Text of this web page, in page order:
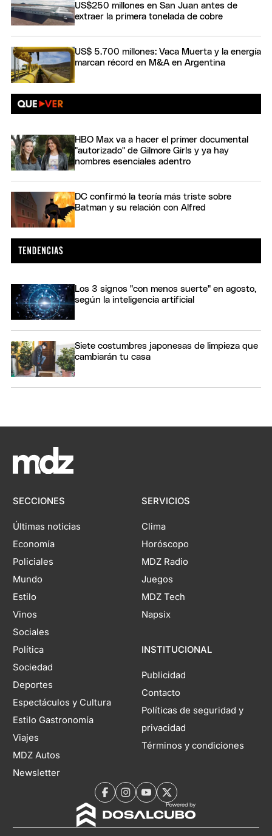
US$250 millones en San Juan antes de
extraer la primera tonelada de cobre
US$ 5.700 millones: Vaca Muerta y la energía
marcan récord en M&A en Argentina
HBO Max va a hacer el primer documental
"autorizado" de Gilmore Girls y ya hay
nombres esenciales adentro
DC confirmó la teoría más triste sobre
Batman y su relación con Alfred
Los 3 signos "con menos suerte" en agosto,
según la inteligencia artificial
Siete costumbres japonesas de limpieza que
cambiarán tu casa
SECCIONES
Últimas noticias
Economía
Policiales
Mundo
Estilo
Vinos
Sociales
Política
Sociedad
Deportes
Espectáculos y Cultura
Estilo Gastronomía
Viajes
MDZ Autos
Newsletter
SERVICIOS
Clima
Horóscopo
MDZ Radio
Juegos
MDZ Tech
Napsix
INSTITUCIONAL
Publicidad
Contacto
Políticas de seguridad y
privacidad
Términos y condiciones